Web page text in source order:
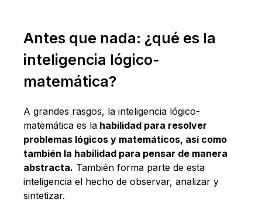
Antes que nada: ¿qué es la
inteligencia lógico-
matemática?
A grandes rasgos, la inteligencia lógico-
matemática es la habilidad para resolver
problemas lógicos y matemáticos, así como
también la habilidad para pensar de manera
abstracta. También forma parte de esta
inteligencia el hecho de observar, analizar y
sintetizar.